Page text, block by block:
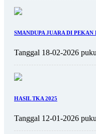
SMANDUPA JUARA DI
Tanggal 18-02-2026
HASIL TKA 2025
Tanggal 12-01-2026